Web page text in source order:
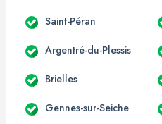
Saint-Péran
Argentré-du-Plessis
Brielles
Gennes-sur-Seiche